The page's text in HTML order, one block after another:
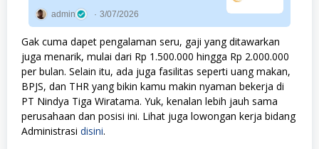
admin 3/07/2026
Gak cuma dapet pengalaman seru, gaji yang ditawarkan
juga menarik, mulai dari Rp 1.500.000 hingga Rp 2.000.000
per bulan. Selain itu, ada juga fasilitas seperti uang makan,
BPJS, dan THR yang bikin kamu makin nyaman bekerja di
PT Nindya Tiga Wiratama. Yuk, kenalan lebih jauh sama
perusahaan dan posisi ini. Lihat juga lowongan kerja bidang
Administrasi disini.